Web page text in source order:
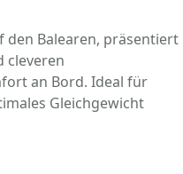
den Balearen, präsentiert
cleveren
an Bord. Ideal für
Gleichgewicht